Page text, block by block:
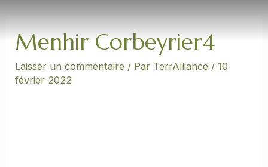
Menhir Corbeyrier4
Laisser un commentaire / Par TerrAlliance /10
février 2022